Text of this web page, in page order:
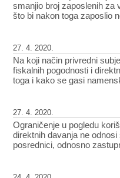
smanjio broj zaposlenih za
što bi nakon toga zaposlio
Na koji način privredni
fiskalnih pogodnosti i
toga i kako se gasi
27. 4. 2020.
Ograničenje u pogledu
direktnih davanja ne
posrednici, odnosno
27. 4. 2020.